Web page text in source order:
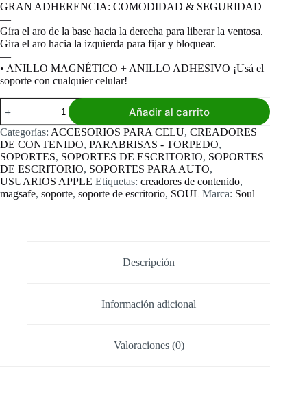
GRAN ADHERENCIA: COMODIDAD & SEGURIDAD
—
Gíra el aro de la base hacia la derecha para liberar la ventosa.
Gira el aro hacia la izquierda para fijar y bloquear.
—
• ANILLO MAGNÉTICO + ANILLO ADHESIVO ¡Usá el
soporte con cualquier celular!
Soporte
Magnético
Soul
Q40
cantidad
Añadir al carrito
Categorías: ACCESORIOS PARA CELU, CREADORES
DE CONTENIDO, PARABRISAS - TORPEDO,
SOPORTES, SOPORTES DE ESCRITORIO, SOPORTES
DE ESCRITORIO, SOPORTES PARA AUTO,
USUARIOS APPLE Etiquetas: creadores de contenido,
magsafe, soporte, soporte de escritorio, SOUL Marca: Soul
Descripción
Información adicional
Valoraciones (0)